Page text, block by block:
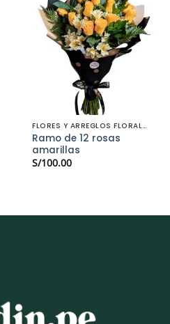
FLORES Y ARREGLOS FLORALES
Ramo de 12 rosas
amarillas
S/100.00